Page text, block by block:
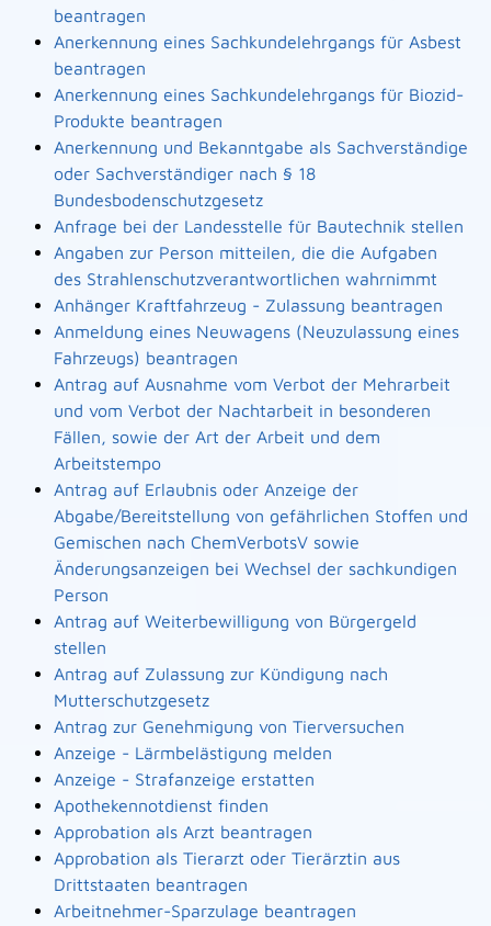
beantragen
Anerkennung eines Sachkundelehrgangs für Asbest
beantragen
Anerkennung eines Sachkundelehrgangs für Biozid-
Produkte beantragen
Anerkennung und Bekanntgabe als Sachverständige
oder Sachverständiger nach § 18
Bundesbodenschutzgesetz
Anfrage bei der Landesstelle für Bautechnik stellen
Angaben zur Person mitteilen, die die Aufgaben
des Strahlenschutzverantwortlichen wahrnimmt
Anhänger Kraftfahrzeug - Zulassung beantragen
Anmeldung eines Neuwagens (Neuzulassung eines
Fahrzeugs) beantragen
Antrag auf Ausnahme vom Verbot der Mehrarbeit
und vom Verbot der Nachtarbeit in besonderen
Fällen, sowie der Art der Arbeit und dem
Arbeitstempo
Antrag auf Erlaubnis oder Anzeige der
Abgabe/Bereitstellung von gefährlichen Stoffen und
Gemischen nach ChemVerbotsV sowie
Änderungsanzeigen bei Wechsel der sachkundigen
Person
Antrag auf Weiterbewilligung von Bürgergeld
stellen
Antrag auf Zulassung zur Kündigung nach
Mutterschutzgesetz
Antrag zur Genehmigung von Tierversuchen
Anzeige - Lärmbelästigung melden
Anzeige - Strafanzeige erstatten
Apothekennotdienst finden
Approbation als Arzt beantragen
Approbation als Tierarzt oder Tierärztin aus
Drittstaaten beantragen
Arbeitnehmer-Sparzulage beantragen